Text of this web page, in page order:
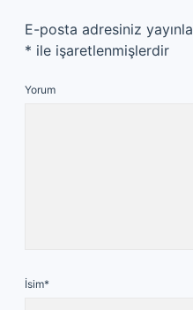
E-posta adresiniz
* ile işaretlenmişlerdir
Yorum
İsim*